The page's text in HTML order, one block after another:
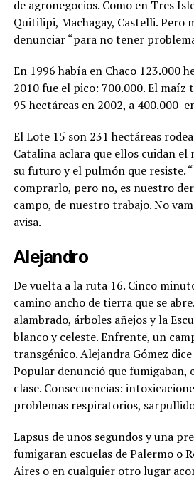
de agronegocios. Como en Tres
Quitilipi, Machagay, Castelli. Pero
denunciar “para no tener
En 1996 había en Chaco 123.000
2010 fue el pico: 700.000. El maíz
95 hectáreas en 2002, a 400.000
El Lote 15 son 231 hectáreas
Catalina aclara que ellos cuidan el
su futuro y el pulmón que resiste.
comprarlo, pero no, es nuestro
campo, de nuestro trabajo. No
avisa.
Alejandro
De vuelta a la ruta 16. Cinco
camino ancho de tierra que se
alambrado, árboles añejos y la
blanco y celeste. Enfrente, un
transgénico. Alejandra Gómez dice
Popular denunció que fumigaban,
clase. Consecuencias:
problemas respiratorios,
Lapsus de unos segundos y una
fumigaran escuelas de Palermo o
Aires o en cualquier otro lugar